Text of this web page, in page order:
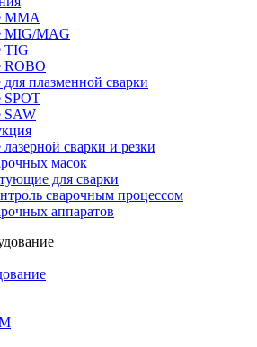
ММА
MIG/MAG
TIG
ROBO
плазменной сварки
SAW
сварки и резки
масок
для сварки
сварочным процессом
аппаратов